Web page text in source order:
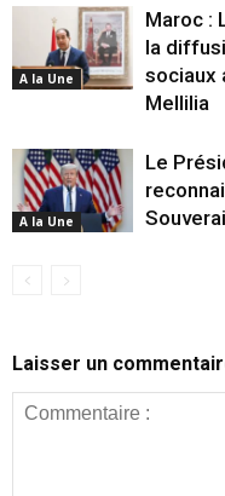
A la Une
Maroc :
la
sociaux
Mellilia
A la Une
Le
Laisser un